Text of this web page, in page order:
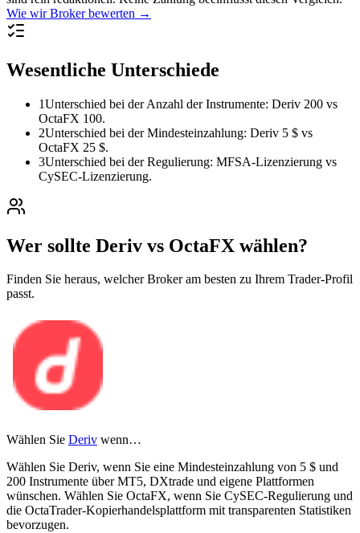
Wie wir Broker bewerten →
Wesentliche Unterschiede
1Unterschied bei der Anzahl der Instrumente: Deriv 200 vs
OctaFX 100.
2Unterschied bei der Mindesteinzahlung: Deriv 5 $ vs
OctaFX 25 $.
3Unterschied bei der Regulierung: MFSA-Lizenzierung vs
CySEC-Lizenzierung.
Wer sollte Deriv vs OctaFX wählen?
Finden Sie heraus, welcher Broker am besten zu Ihrem Trader-Profil
passt.
Wählen Sie Deriv wenn…
Wählen Sie Deriv, wenn Sie eine Mindesteinzahlung von 5 $ und
200 Instrumente über MT5, DXtrade und eigene Plattformen
wünschen. Wählen Sie OctaFX, wenn Sie CySEC-Regulierung und
die OctaTrader-Kopierhandelsplattform mit transparenten Statistiken
bevorzugen.